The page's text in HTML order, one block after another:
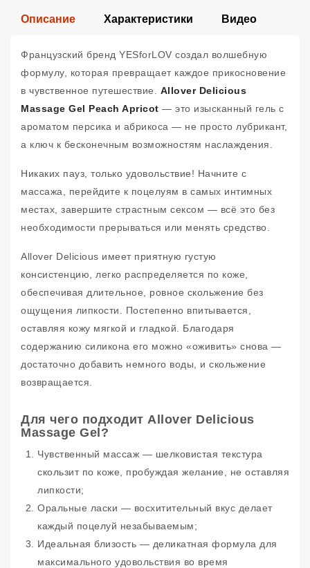
Описание Характеристики Видео
Французский бренд YESforLOV создал волшебную
формулу, которая превращает каждое прикосновение
в чувственное путешествие. Allover Delicious
Massage Gel Peach Apricot — это изысканный гель с
ароматом персика и абрикоса — не просто лубрикант,
а ключ к бесконечным возможностям наслаждения.
Никаких пауз, только удовольствие! Начните с
массажа, перейдите к поцелуям в самых интимных
местах, завершите страстным сексом — всё это без
необходимости прерываться или менять средство.
Allover Delicious имеет приятную густую
консистенцию, легко распределяется по коже,
обеспечивая длительное, ровное скольжение без
ощущения липкости. Постепенно впитывается,
оставляя кожу мягкой и гладкой. Благодаря
содержанию силикона его можно «оживить» снова —
достаточно добавить немного воды, и скольжение
возвращается.
Для чего подходит Allover Delicious
Massage Gel?
Чувственный массаж — шелковистая текстура
скользит по коже, пробуждая желание, не оставляя
липкости;
Оральные ласки — восхитительный вкус делает
каждый поцелуй незабываемым;
Идеальная близость — деликатная формула для
максимального удовольствия во время